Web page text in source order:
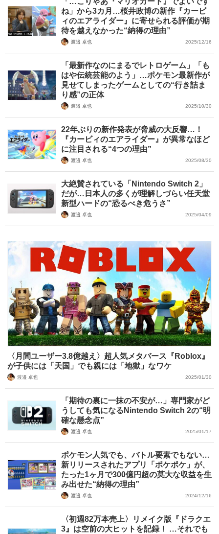
ね」から3カ月…桜井政博の新作『カービ
ィのエアライダー』に寄せられる評価が期
待を越えなかった“納得の理由”
渡邉 卓也 2025/12/16
「最新作なのにまるでレトロゲーム」「も
はや伝統芸能のよう」…ポケモン最新作が
見せてしまったゲームとしての“行き詰ま
り感”の正体
渡邉 卓也 2025/10/30
22年ぶりの新作発表が脅威の大反響…！
『カービィのエアライダー』が異常なほど
に注目される“4つの理由”
渡邉 卓也 2025/08/30
大絶賛されている「Nintendo Switch 2」
だが…日本人の多くが理解しづらい任天堂
新型ハードの“恐るべき危うさ”
渡邉 卓也 2025/04/09
〈月間ユーザー3.8億越え〉超人気メタバース『Roblox』
が子供には「天国」でも親には「地獄」なワケ
渡邉 卓也 2025/01/30
「期待の裏に一抹の不安が…」専門家がど
うしても気になるNintendo Switch 2の“明
確な懸念点”
渡邉 卓也 2025/01/17
ポケモン人気でも、バトル要素でもない…
新リリースされたアプリ「ポケポケ」が、
たった1ヶ月で300億円超の莫大な収益を生
み出せた“納得の理由”
渡邉 卓也 2024/12/16
〈初週82万本売上〉リメイク版『ドラクエ
3』は空前の大ヒットを記録！ …それでも